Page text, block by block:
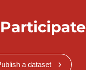
Participate
a dataset